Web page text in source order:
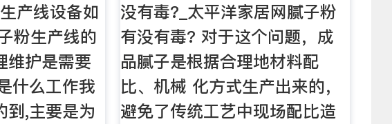
产线设备如
粉生产线的
维护是需要
什么工作我
到,主要是为
没有毒?_太平洋家居网腻子粉
有没有毒? 对于这个问题，成
品腻子是根据合理地材料配
比、机械 化方式生产出来的，
避免了传统工艺中现场配比造